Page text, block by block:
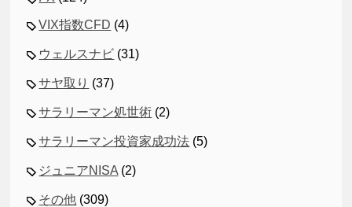
VIX指数CFD (4)
ウェルスナビ (31)
サヤ取り (37)
サラリーマン処世術 (2)
サラリーマン投資家成功法 (5)
ジュニアNISA (2)
その他 (309)